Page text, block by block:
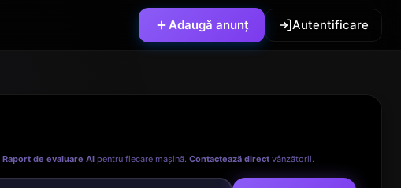
Adaugă anunț Autentificare
Raport de evaluare AI pentru fiecare mașină. Contactează direct vânzătorii.